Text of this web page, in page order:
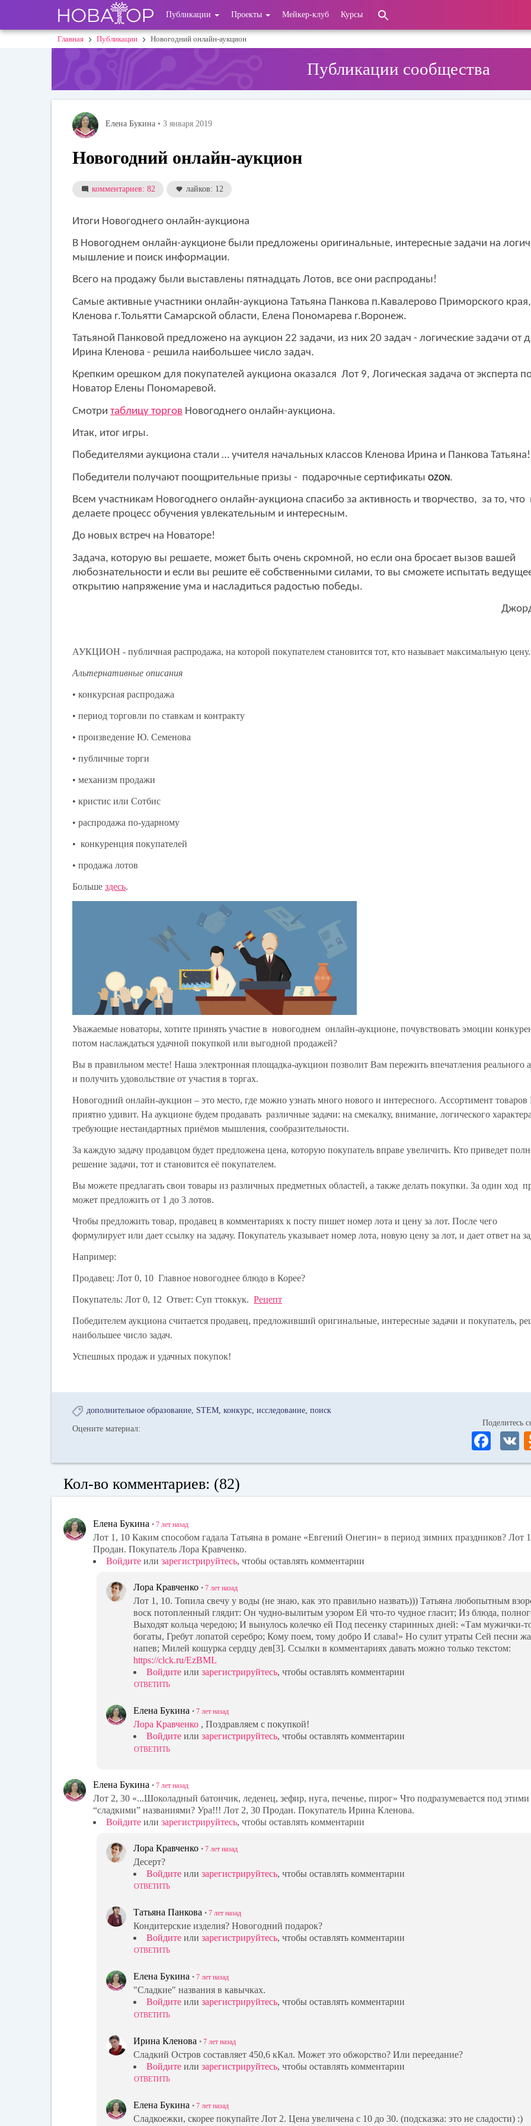
основному
User
account
Публикации Проекты Мейкер-клуб Курсы
Строка
Главная Публикации Новогодний онлайн-аукцион
Публикации сообщества
Елена Букина • 3 января 2019
Новогодний онлайн-аукцион
комментариев: 82 лайков: 12
Итоги Новогоднего онлайн-аукциона
В Новогоднем онлайн-аукционе были предложены оригинальные, интересные задачи на
мышление и поиск информации.
Всего на продажу были выставлены пятнадцать Лотов, все они распроданы!
Самые активные участники онлайн-аукциона Татьяна Панкова п.Кавалерово Приморского
Кленова г.Тольятти Самарской области, Елена Пономарева г.Воронеж.
Татьяной Панковой предложено на аукцион 22 задачи, из них 20 задач - логические задачи от
Ирина Кленова - решила наибольшее число задач.
Крепким орешком для покупателей аукциона оказался Лот 9, Логическая задача от эксперта
Новатор Елены Пономаревой.
Смотритаблицу торгов Новогоднего онлайн-аукциона.
Итак, итог игры.
Победителями аукциона стали … учителя начальных классов Кленова Ирина и Панкова Татьяна!
Победители получают поощрительные призы - подарочные сертификатыOZON .
Всем участникам Новогоднего онлайн-аукциона спасибо за активность и творчество, за то, что
делаете процесс обучения увлекательным и интересным.
До новых встреч на Новаторе!
Задача, которую вы решаете, может быть очень скромной, но если она бросает вызов вашей
любознательности и если вы решите её собственными силами, то вы сможете испытать
открытию напряжение ума и насладиться радостью победы.
АУКЦИОН -публичная распродажа, на которой покупателем становится тот, кто называет максимальную цену.
Альтернативные описания
• конкурсная распродажа
• период торговли по ставкам и контракту
• произведение Ю. Семенова
• публичные торги
• механизм продажи
• кристис или Сотбис
• распродажа по-ударному
• конкуренция покупателей
• продажа лотов
Большездесь.
Уважаемые новаторы, хотите принять участие в новогоднем онлайн-аукционе, почувствовать эмоции
потом наслаждаться удачной покупкой или выгодной продажей?
Вы в правильном месте! Наша электронная площадка-аукцион позволит Вам пережить впечатления реального
и получить удовольствие от участия в торгах.
Новогодний онлайн-аукцион – это место, где можно узнать много нового и интересного. Ассортимент товаров
приятно удивит. На аукционе будем продавать различные задачи: на смекалку, внимание, логического
требующие нестандартных приёмов мышления, сообразительности.
За каждую задачу продавцом будет предложена цена, которую покупатель вправе увеличить.Кто приведет
решение задачи, тот и становится её покупателем.
Вы можете предлагать свои товары из различных предметных областей, а также делать покупки. За один ход
может предложить от 1 до 3 лотов.
Чтобы предложить товар, продавец в комментариях к посту пишет номер лота и цену за лот. После чего
формулирует или дает ссылку на задачу.Покупатель указывает номер лота, новую цену за лот, и дает ответ на
Например:
Продавец: Лот 0, 10 Главное новогоднее блюдо в Корее?
Покупатель: Лот 0, 12 Ответ: Суп ттоккук. Рецепт
Победителем аукциона считается продавец, предложивший оригинальные, интересные задачи и покупатель,
наибольшее число задач.
Успешных продаж и удачных покупок!
дополнительное образование STEM конкурс исследование поиск
Оцените материал:
Поделитесь
Fa
ce
ok
Кол-во комментариев: (82)
Елена Букина • 7 лет назад
Лот 1, 10 Каким способом гадала Татьяна в романе «Евгений Онегин» в период зимних праздников? Лот
Продан. Покупатель Лора Кравченко.
Войдите или зарегистрируйтесь, чтобы оставлять комментарии
Лора Кравченко • 7 лет назад
Лот 1, 10. Топила свечу у воды (не знаю, как это правильно назвать))) Татьяна любопытным
воск потопленный глядит: Он чудно-вылитым узором Ей что-то чудное гласит; Из блюда,
Выходят кольца чередою; И вынулось колечко ей Под песенку старинных дней: «Там мужички-
богаты, Гребут лопатой серебро; Кому поем, тому добро И слава!» Но сулит утраты Сей песни
напев; Милей кошурка сердцу дев[3]. Ссылки в комментариях давать можно только текстом:
https://clck.ru/EzBML
Войдите или зарегистрируйтесь, чтобы оставлять комментарии
ОТВЕТИТЬ
Елена Букина • 7 лет назад
Лора Кравченко , Поздравляем с покупкой!
Войдите или зарегистрируйтесь, чтобы оставлять комментарии
ОТВЕТИТЬ
Елена Букина • 7 лет назад
Лот 2, 30 «...Шоколадный батончик, леденец, зефир, нуга, печенье, пирог» Что подразумевается под этими
“сладкими” названиями? Ура!!! Лот 2, 30 Продан. Покупатель Ирина Кленова.
Войдите или зарегистрируйтесь, чтобы оставлять комментарии
Лора Кравченко • 7 лет назад
Десерт?
Войдите или зарегистрируйтесь, чтобы оставлять комментарии
ОТВЕТИТЬ
Татьяна Панкова • 7 лет назад
Кондитерские изделия? Новогодний подарок?
Войдите или зарегистрируйтесь, чтобы оставлять комментарии
ОТВЕТИТЬ
Елена Букина • 7 лет назад
"Cладкие" названия в кавычках.
Войдите или зарегистрируйтесь, чтобы оставлять комментарии
ОТВЕТИТЬ
Ирина Кленова • 7 лет назад
Сладкий Остров составляет 450,6 кКал. Может это обжорство? Или переедание?
Войдите или зарегистрируйтесь, чтобы оставлять комментарии
ОТВЕТИТЬ
Елена Букина • 7 лет назад
Сладкоежки, скорее покупайте Лот 2. Цена увеличена с 10 до 30. (подсказка: это не сладости) :)